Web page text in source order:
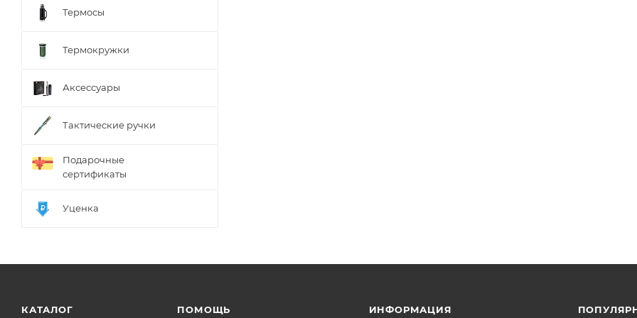
Термосы
Термокружки
Аксессуары
Тактические ручки
Подарочные
сертификаты
Уценка
КАТАЛОГ ПОМОЩЬ ИНФОРМАЦИЯ